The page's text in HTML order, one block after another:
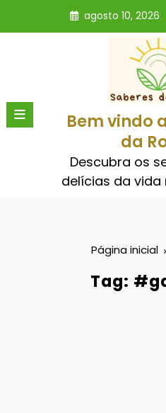
o
agosto 10, 2026
Bem vindo
da
Descubra os
delícias da vida
Página inicial
Tag: